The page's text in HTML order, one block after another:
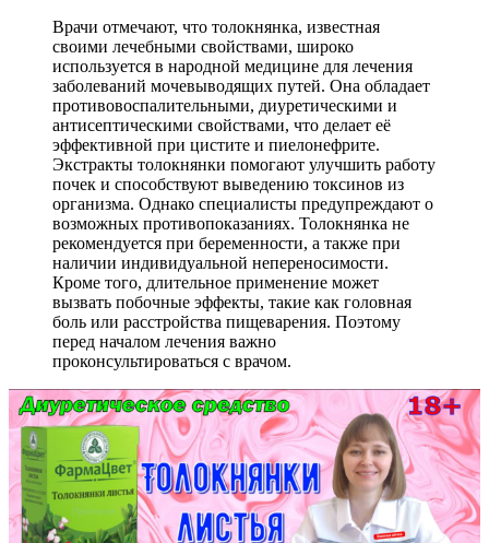
Врачи отмечают, что толокнянка, известная
своими лечебными свойствами, широко
используется в народной медицине для лечения
заболеваний мочевыводящих путей. Она обладает
противовоспалительными, диуретическими и
антисептическими свойствами, что делает её
эффективной при цистите и пиелонефрите.
Экстракты толокнянки помогают улучшить работу
почек и способствуют выведению токсинов из
организма. Однако специалисты предупреждают о
возможных противопоказаниях. Толокнянка не
рекомендуется при беременности, а также при
наличии индивидуальной непереносимости.
Кроме того, длительное применение может
вызвать побочные эффекты, такие как головная
боль или расстройства пищеварения. Поэтому
перед началом лечения важно
проконсультироваться с врачом.